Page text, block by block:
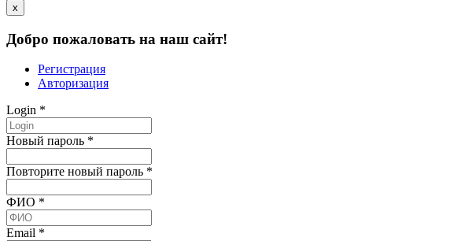
x
Добро пожаловать на наш сайт!
Регистрация
Авторизация
Login *
Новый пароль *
Повторите новый пароль *
ФИО *
Email *